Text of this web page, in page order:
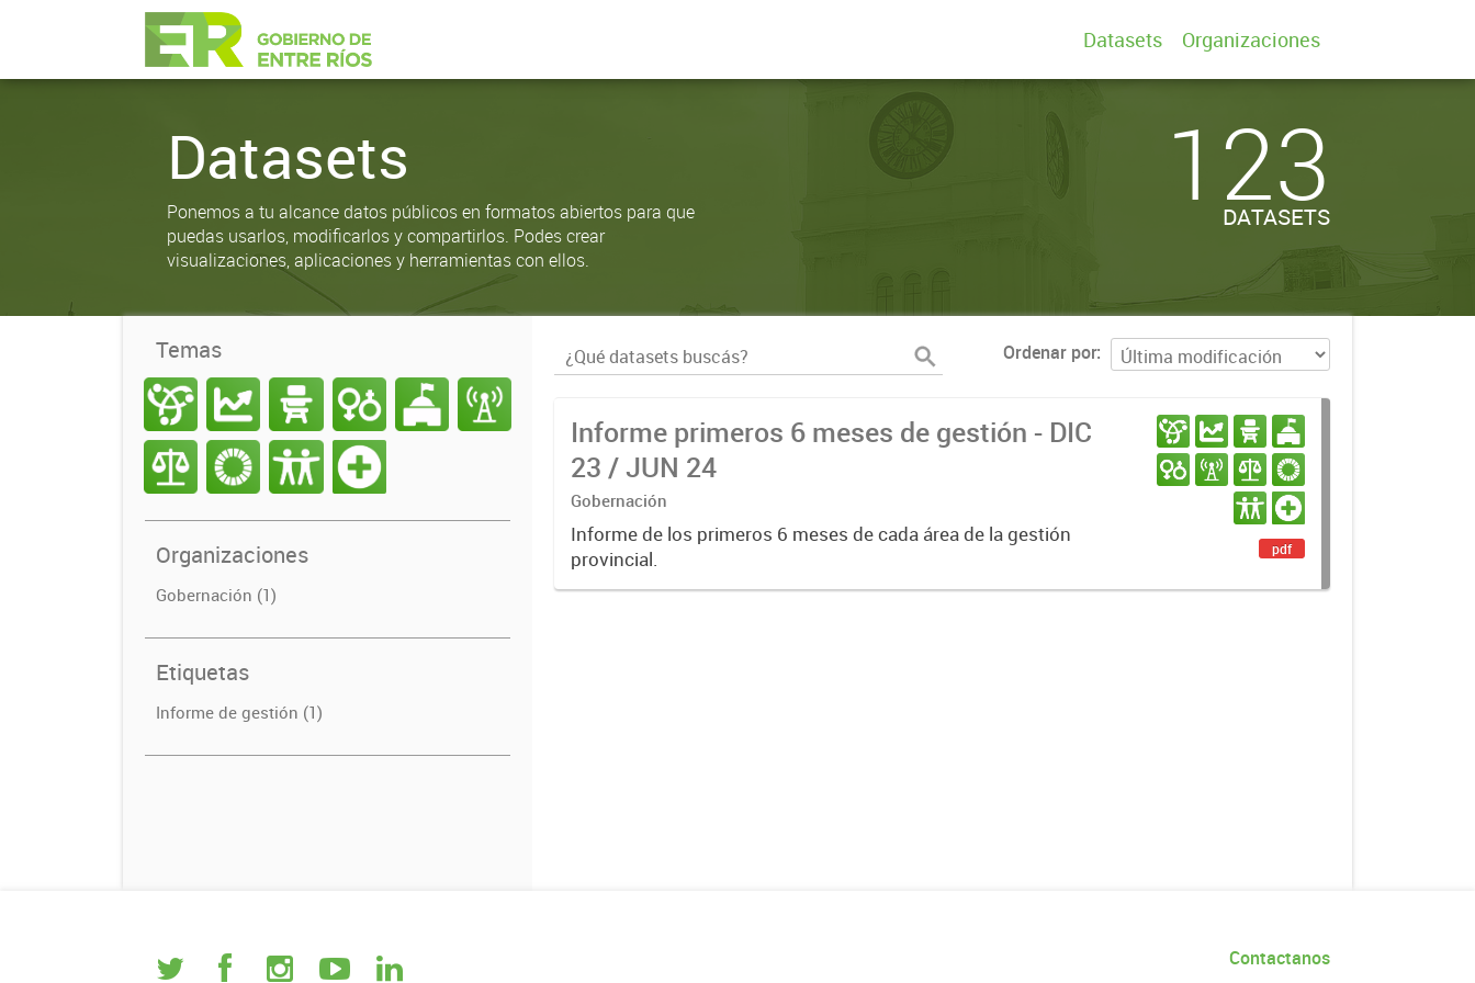
Datasets Organizaciones
Datasets
Ponemos a tu alcance datos públicos en formatos abiertos para que
puedas usarlos, modificarlos y compartirlos. Podes crear
visualizaciones, aplicaciones y herramientas con ellos.
123
DATASETS
Temas
Organizaciones
Gobernación (1)
Etiquetas
Informe de gestión (1)
Ordenar por
Informe primeros 6 meses de gestión - DIC
23 / JUN 24
Gobernación
Informe de los primeros 6 meses de cada área de la gestión
provincial.
pdf
Contactanos